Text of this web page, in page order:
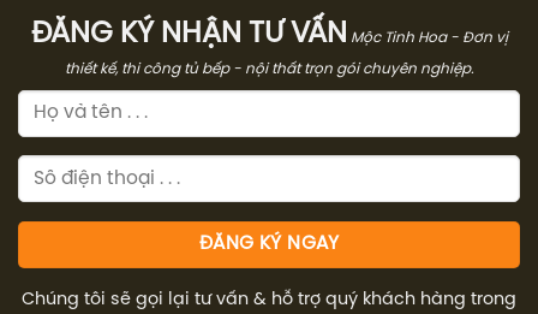
ĐĂNG KÝ NHẬN TƯ VẤN
Mộc Tinh Hoa - Đơn vị
thiết kế, thi công tủ bếp - nội thất trọn gói chuyên nghiệp.
Chúng tôi sẽ gọi lại tư vấn & hỗ trợ quý khách hàng trong